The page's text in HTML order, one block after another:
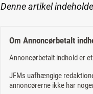
Denne artikel
Om Annoncørbetalt
Annoncørbetalt indhold er
JFMs uafhængige
annoncørerne ikke har